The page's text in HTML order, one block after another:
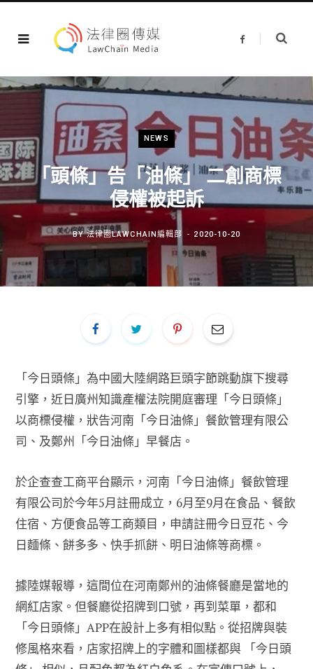
F
b
o
k
NEWS
「頭條」告「油條」 二創商標
侵權被起訴
BY法律圈LAWCHAIN編輯部 2020-10-20
「今日頭條」為中國大陸網路巨頭字節跳動旗下搜尋
引擎，近日廣州知識產權法院開庭審理「今日頭條」
以商標侵權，狀告河南「今日油條」餐飲管理有限公
司、及鄭州「今日油條」早餐店。
於企查查工商平台顯示，河南「今日油條」餐飲管理
有限公司於今年5月註冊成立，6月至9月在食品、餐飲
住宿、方便食品等工商類目，申請註冊今日豆花、今
日麵條、餅多多、快手抓餅、明日油條等商標。
據陸媒報導，這間位在河南鄭州的油條餐廳是當地的
網紅店家。但餐廳從招牌到口號，再到菜單，都和
「今日頭條」APP在設計上多有相似點。從招牌與裝
修風格來看，店家招牌上的字體和圖樣都與 「今日頭